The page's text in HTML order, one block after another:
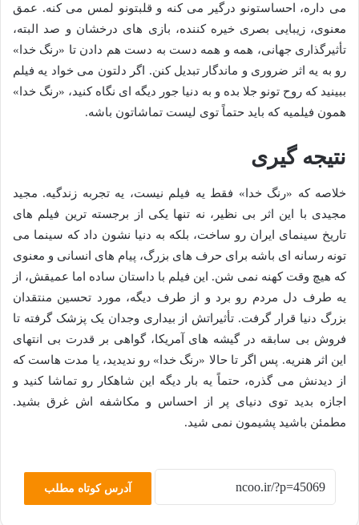
می داره، احساستونو درگیر می کنه و قلبتونو لمس می کنه. عمق
معنوی، زیبایی بصری خیره کننده، بازی های درخشان و صد البته،
تأثیرگذاری جهانی، همه و همه دست به دست هم دادن تا «رنگ خدا»
رو به یه اثر ضروری و ماندگار تبدیل کنن. اگر دلتون می خواد یه فیلم
ببینید که روح تونو جلا بده و به دنیا جور دیگه ای نگاه کنید، «رنگ خدا»
همون فیلمیه که باید حتماً توی لیست تماشاتون باشه.
نتیجه گیری
خلاصه که «رنگ خدا» فقط یه فیلم نیست، یه تجربه زندگیه. مجید
مجیدی با این اثر بی نظیر، نه تنها یکی از برجسته ترین فیلم های
تاریخ سینمای ایران رو ساخت، بلکه به دنیا نشون داد که سینما می
تونه رسانه ای باشه برای حرف های بزرگ، پیام های انسانی و معنوی
که هیچ وقت کهنه نمی شن. این فیلم با داستان ساده اما عمیقش، از
یه طرف دل مردم رو برد و از طرف دیگه، مورد تحسین منتقدان
بزرگ دنیا قرار گرفت. تأثیراتش از بیداری وجدان یک پزشک گرفته تا
فروش بی سابقه در گیشه های آمریکا، گواهی بر قدرت بی انتهای
این اثر هنریه. پس اگر تا حالا «رنگ خدا» رو ندیدید، یا مدت هاست که
از دیدنش می گذره، حتماً یه بار دیگه این شاهکار رو تماشا کنید و
اجازه بدید توی دنیای پر از احساس و مکاشفه اش غرق بشید.
مطمئن باشید پشیمون نمی شید.
آدرس کوتاه مطلب